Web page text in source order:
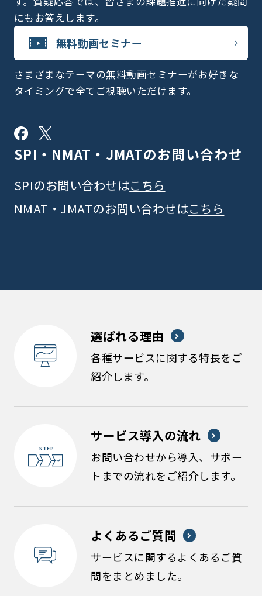
にもお答えします。
無料動画セミナー
さまざまなテーマの無料動画セミナーがお好きな
タイミングで全てご視聴いただけます。
SPI・NMAT・JMATのお問い合わせ
SPIのお問い合わせはこちら
NMAT・JMATのお問い合わせはこちら
選ばれる理由
各種サービスに関する特長をご
紹介します。
サービス導入の流れ
お問い合わせから導入、サポー
トまでの流れをご紹介します。
よくあるご質問
サービスに関するよくあるご質
問をまとめました。